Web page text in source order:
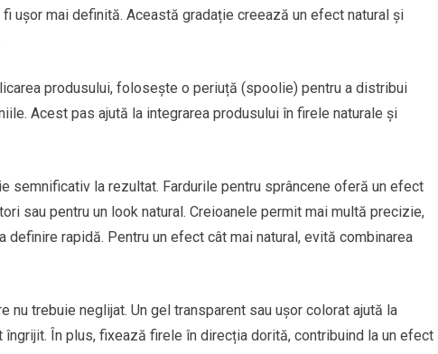
ușor mai definită. Această gradație creează un efect natural și
produsului, folosește o periuță (spoolie) pentru a distribui
Acest pas ajută la integrarea produsului în firele naturale și
semnificativ la rezultat. Fardurile pentru sprâncene oferă un efect
sau pentru un look natural. Creioanele permit mai multă precizie,
definire rapidă. Pentru un efect cât mai natural, evită combinarea
nu trebuie neglijat. Un gel transparent sau ușor colorat ajută la
În plus, fixează firele în direcția dorită, contribuind la un efect